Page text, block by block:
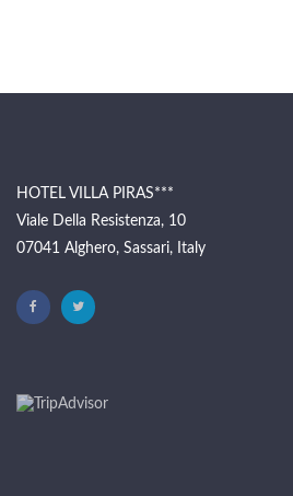
HOTEL VILLA PIRAS***
Viale Della Resistenza, 10
07041 Alghero, Sassari, Italy